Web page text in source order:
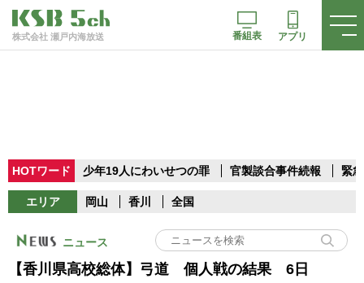
株式会社 瀬戸内海放送 番組表 アプリ
HOTワード 少年19人にわいせつの罪 官製談合事件続報 緊
エリア 岡山 香川 全国
ニュース
【香川県高校総体】弓道 個人戦の結果 6日